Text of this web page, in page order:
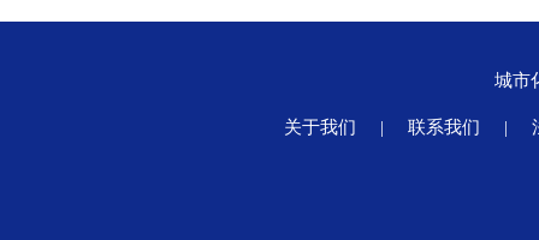
城市
关于我们 | 联系我们 |